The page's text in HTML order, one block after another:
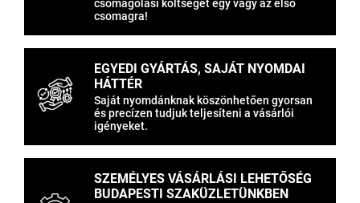
csomagolási költséget egy vagy az első
csomagra!
EGYEDI GYÁRTÁS, SAJÁT NYOMDAI
HÁTTÉR
Saját nyomdánknak köszönhetően gyorsan
és precízen tudjuk teljesíteni a vásárlói
igényeket.
SZEMÉLYES VÁSÁRLÁSI LEHETŐSÉG
BUDAPESTI SZAKÜZLETÜNKBEN